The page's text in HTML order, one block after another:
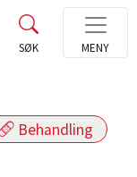
Behandling